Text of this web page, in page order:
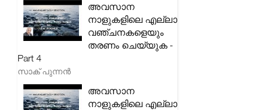
അവസാന
നാളുകളിലെ എല്ലാ
വഞ്ചനകളെയും
തരണം ചെയ്യുക -
Part 4
സാക് പുന്നൻ
അവസാന
നാളുകളിലെ എല്ലാ